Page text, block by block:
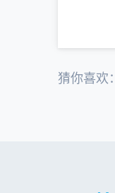
猜你喜欢：